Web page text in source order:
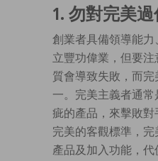
1. 勿對完美
創業者具備領導能
立豐功偉業，但要
質會導致失敗，而完
一。完美主義者通
疵的產品，來擊敗
完美的客觀標準，
產品及加入功能，